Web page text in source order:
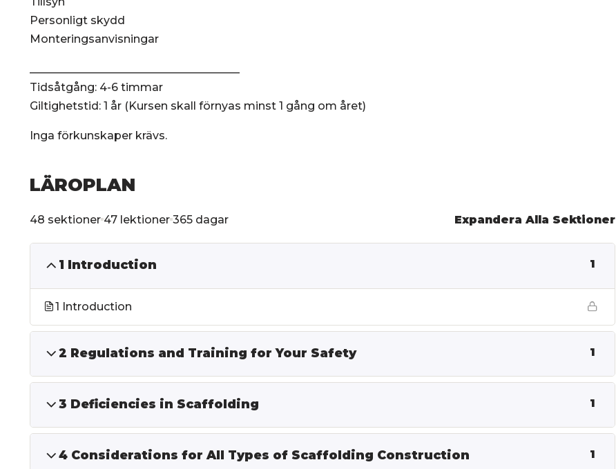
Personligt skydd
Monteringsanvisningar
______________________________________
Tidsåtgång: 4-6 timmar
Giltighetstid: 1 år (Kursen skall förnyas minst 1 gång om året)
Inga förkunskaper krävs.
LÄROPLAN
48 sektioner 47 lektioner 365 dagar Expandera Alla Sektioner
1 Introduction 1
1 Introduction
2 Regulations and Training for Your Safety 1
3 Deficiencies in Scaffolding 1
4 Considerations for All Types of Scaffolding Construction 1